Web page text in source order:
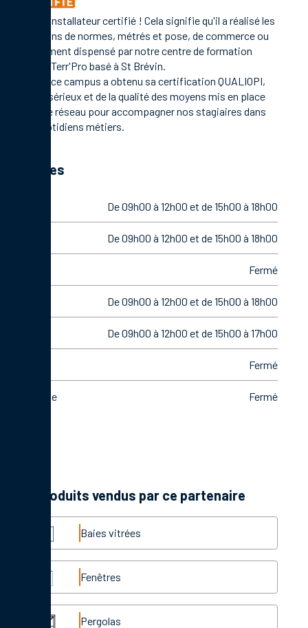
C'est un installateur certifié ! Cela signifie qu'il a réalisé les
formations de normes, métrés et pose, de commerce ou
management dispensé par notre centre de formation
Campus Terr'Pro basé à St Brévin.
En 2021, ce campus a obtenu sa certification QUALIOPI,
gage de sérieux et de la qualité des moyens mis en place
par notre réseau pour accompagner nos stagiaires dans
leurs quotidiens métiers.
Horaires
De 09h00 à 12h00 et de 15h00 à 18h00
De 09h00 à 12h00 et de 15h00 à 18h00
Fermé
De 09h00 à 12h00 et de 15h00 à 18h00
De 09h00 à 12h00 et de 15h00 à 17h00
Fermé
Dimanche Fermé
Les produits vendus par ce partenaire
Baies vitrées
Fenêtres
Pergolas